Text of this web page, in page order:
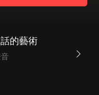
的藝術